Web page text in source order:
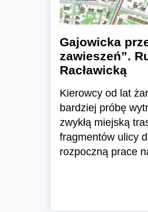
Gajowicka
zawieszeń”.
Racławicką
Kierowcy od lat
bardziej próbę
zwykłą miejską
fragmentów ulicy
rozpoczną prace